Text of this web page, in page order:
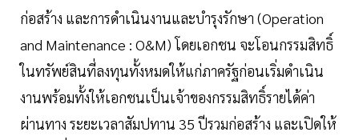
ก่อสร้าง และการดำเนินงานและบำรุงรักษา (Operation
and Maintenance : O&M) โดยเอกชน จะโอนกรรมสิทธิ์
ในทรัพย์สินที่ลงทุนทั้งหมดให้แก่ภาครัฐก่อนเริ่มดำเนิน
งานพร้อมทั้งให้เอกชนเป็นเจ้าของกรรมสิทธิ์รายได้ค่า
ผ่านทาง ระยะเวลาสัมปทาน 35 ปีรวมก่อสร้าง และเปิดให้